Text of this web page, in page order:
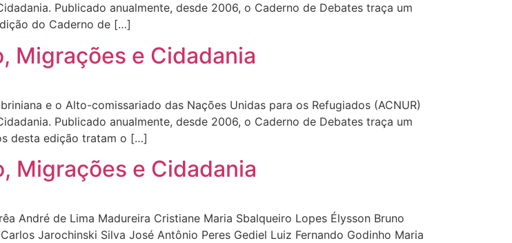
Publicado anualmente, desde 2006, o Caderno de Debates traça um
do Caderno de […]
Migrações e Cidadania
e o Alto-comissariado das Nações Unidas para os Refugiados (ACNUR)
Publicado anualmente, desde 2006, o Caderno de Debates traça um
desta edição tratam o […]
Migrações e Cidadania
André de Lima Madureira Cristiane Maria Sbalqueiro Lopes Élysson Bruno
Jarochinski Silva José Antônio Peres Gediel Luiz Fernando Godinho Maria